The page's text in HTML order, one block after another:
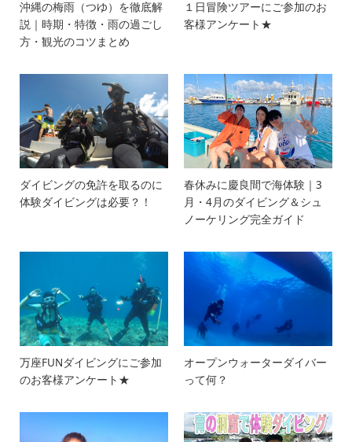
沖縄の梅雨（つゆ）を徹底解
説｜時期・特徴・雨の過ごし
方・観光のコツまとめ
１日冒険ツアーにご参加のお
客様アンケート★
ダイビングの免許を取るのに
体験ダイビングは必要？！
春休みに慶良間で海体験｜3
月・4月のダイビング＆シュ
ノーケリング完全ガイド
万座FUNダイビングにご参加
のお客様アンケート★
オープンウォーターダイバー
って何？